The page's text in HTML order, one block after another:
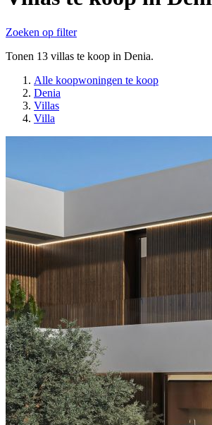
Zoeken op filter
Tonen 13 villas te koop in Denia.
Alle koopwoningen te koop
Denia
Villas
Villa